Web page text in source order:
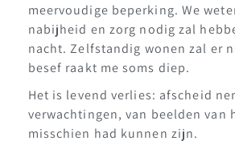
meervoudige beperking. We
nabijheid en zorg nodig zal
nacht. Zelfstandig wonen zal er
besef raakt me soms diep.
Het is levend verlies: afscheid
verwachtingen, van beelden van
misschien had kunnen zijn.